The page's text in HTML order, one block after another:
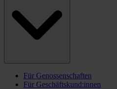
Für Genossenschaften
Für Geschäftskund:innen